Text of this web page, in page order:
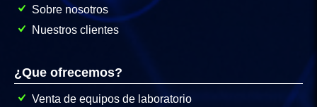
Sobre nosotros
Nuestros clientes
¿Que ofrecemos?
Venta de equipos de laboratorio